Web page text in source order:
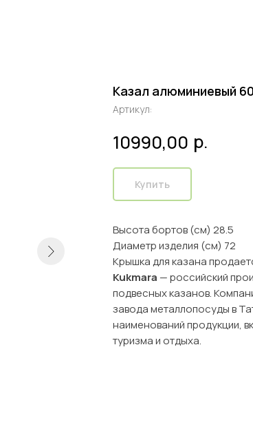
Казал алюминиевый
Артикул:
10990,00 р.
Купить
Высота бортов (см) 28.5
Диаметр изделия (см) 72
Крышка для казана
Kukmara — российский
подвесных казанов.
завода металлопосуды в
наименований продукции,
туризма и отдыха.